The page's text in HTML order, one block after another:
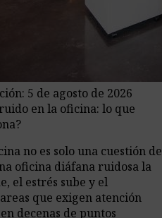
5 de agosto de 2026
en la oficina: lo que
no es solo una cuestión de
oficina diáfana ruidosa la
el estrés sube y el
que exigen atención
decenas de puntos